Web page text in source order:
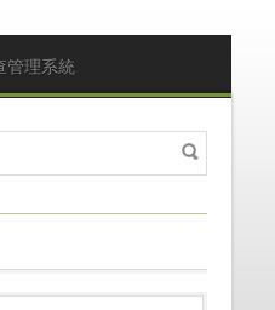
管理系統
搜
尋